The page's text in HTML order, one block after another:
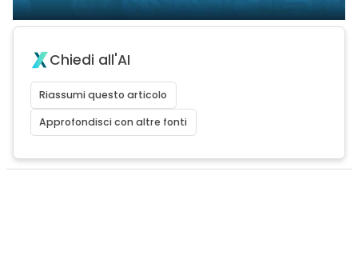
Chiedi all'AI
Riassumi questo articolo
Approfondisci con altre fonti